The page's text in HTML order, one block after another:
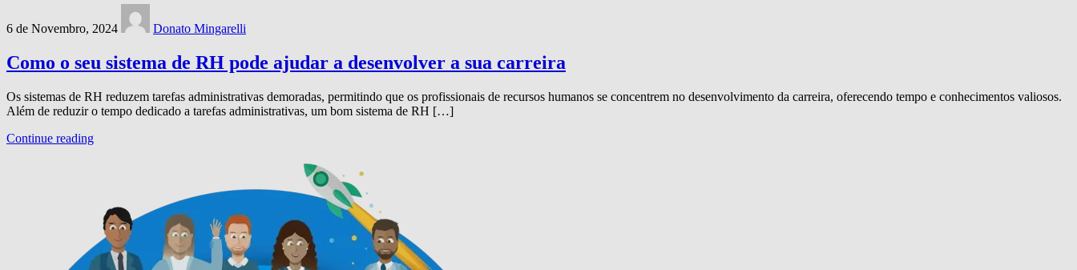
6 de Novembro, 2024 Donato Mingarelli
Como o seu sistema de RH pode ajudar a desenvolver a sua carreira
Os sistemas de RH reduzem tarefas administrativas demoradas, permitindo que os profissionais de recursos humanos se concentrem no desenvolvimento da carreira, oferecendo tempo e conhecimentos valiosos.
Além de reduzir o tempo dedicado a tarefas administrativas, um bom sistema de RH […]
Continue reading